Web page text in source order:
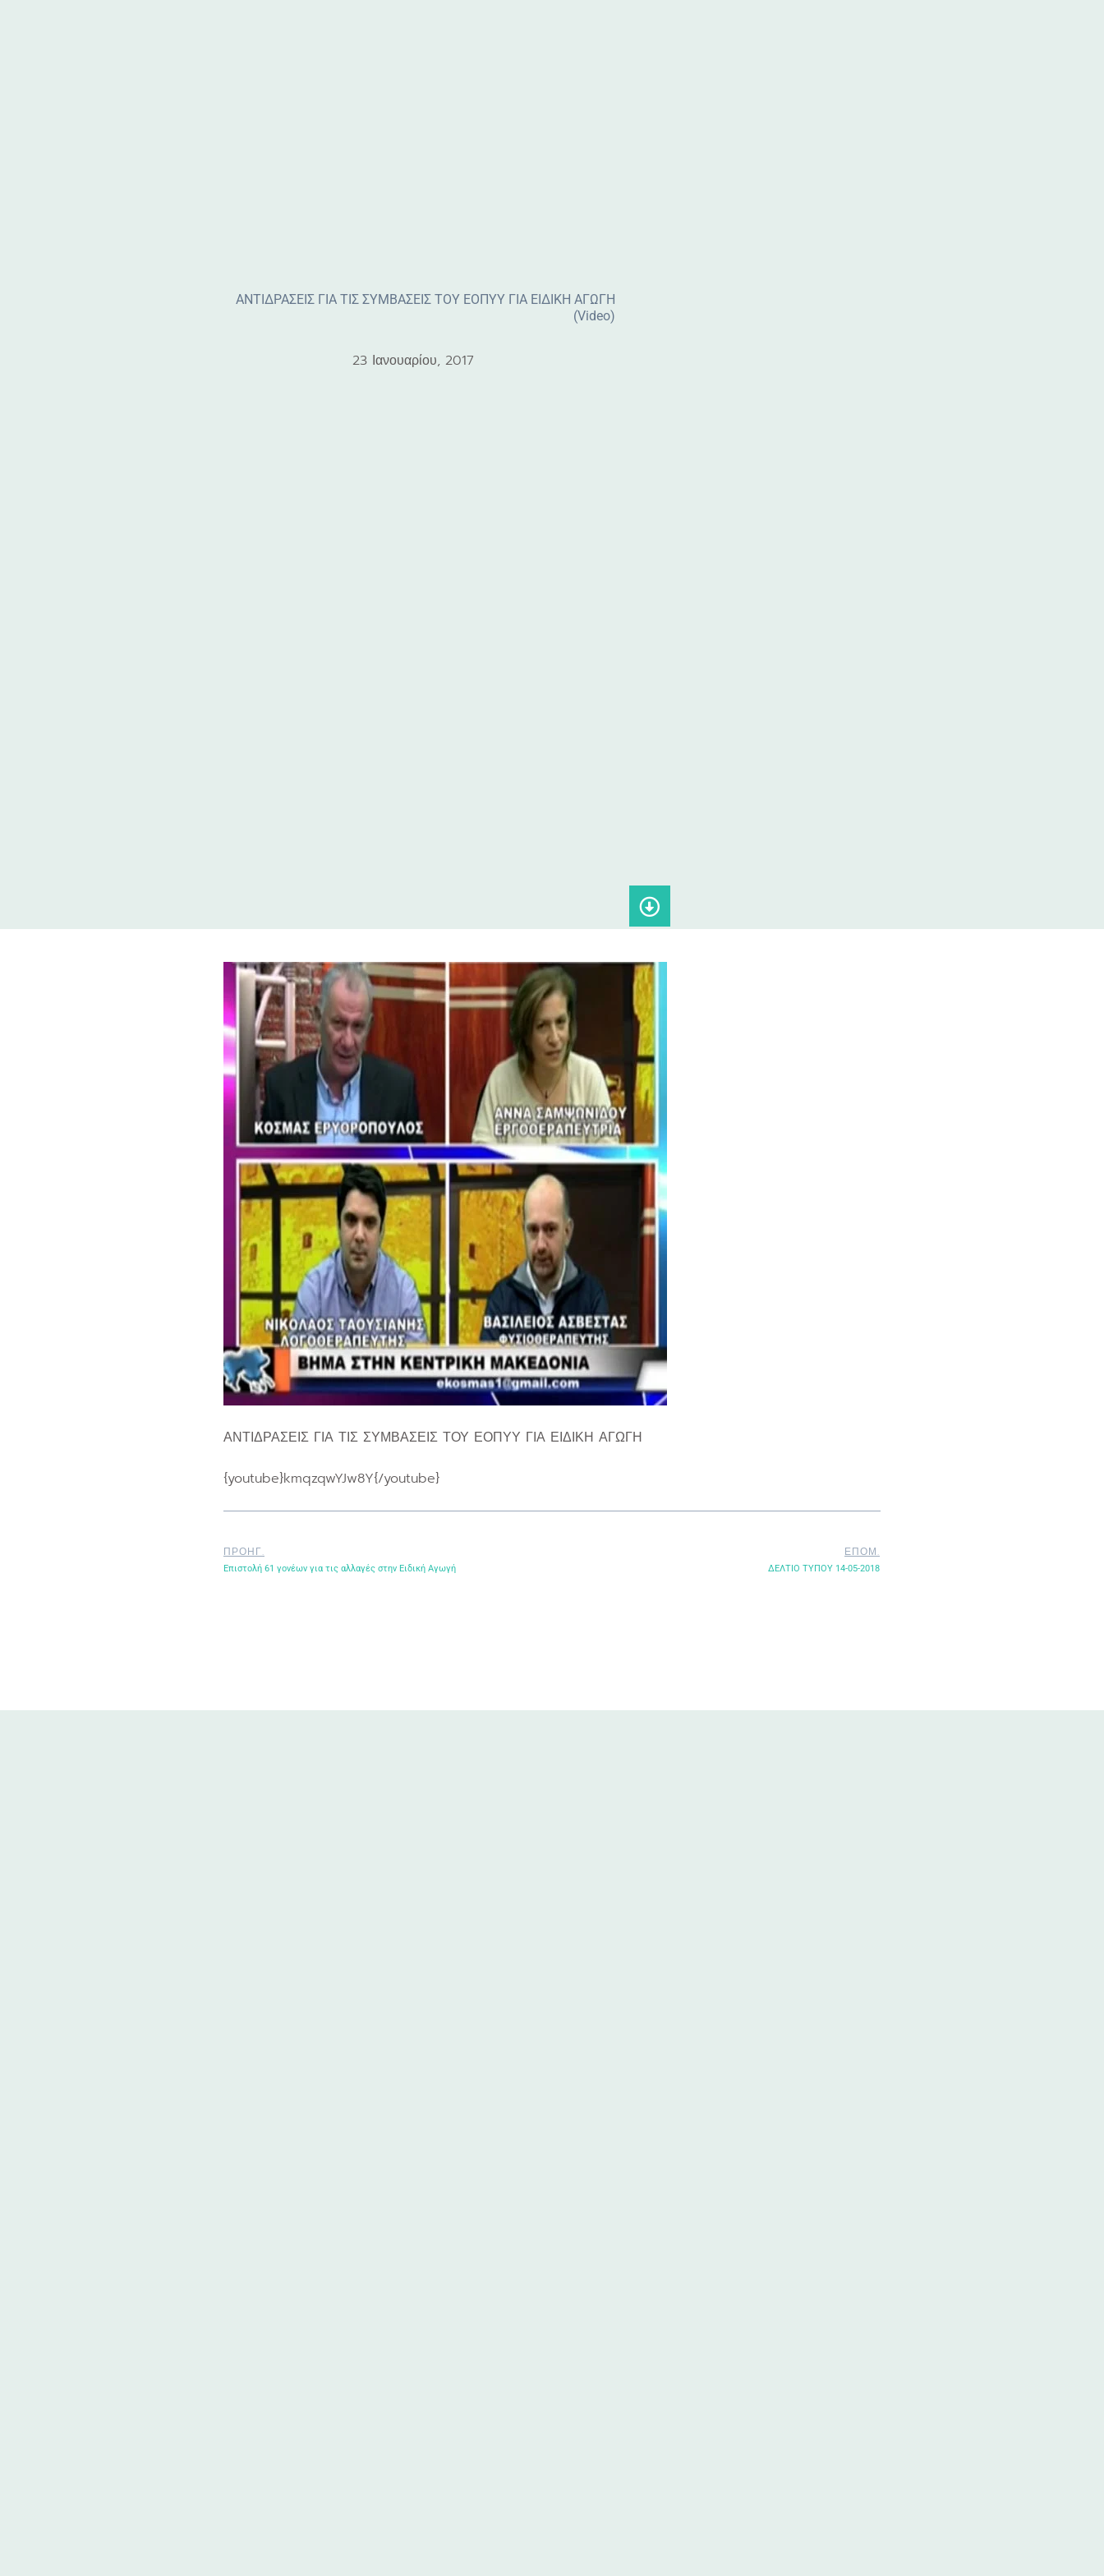
ΑΝΤΙΔΡΑΣΕΙΣ ΓΙΑ ΤΙΣ ΣΥΜΒΑΣΕΙΣ ΤΟΥ ΕΟΠΥΥ ΓΙΑ ΕΙΔΙΚΗ ΑΓΩΓΗ
(Video)
23 Ιανουαρίου, 2017
ΑΝΤΙΔΡΑΣΕΙΣ ΓΙΑ ΤΙΣ ΣΥΜΒΑΣΕΙΣ ΤΟΥ ΕΟΠΥΥ ΓΙΑ ΕΙΔΙΚΗ ΑΓΩΓΗ
{youtube}kmqzqwYJw8Y{/youtube}
ΠΡΟΗΓ.
Επιστολή 61 γονέων για τις αλλαγές στην Ειδική Αγωγή
ΕΠΟΜ.
ΔΕΛΤΙΟ ΤΥΠΟΥ 14-05-2018